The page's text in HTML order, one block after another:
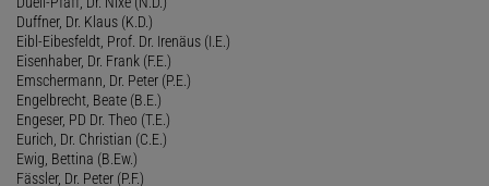
Duffner, Dr. Klaus (K.D.)
Eibl-Eibesfeldt, Prof. Dr. Irenäus (I.E.)
Eisenhaber, Dr. Frank (F.E.)
Emschermann, Dr. Peter (P.E.)
Engelbrecht, Beate (B.E.)
Engeser, PD Dr. Theo (T.E.)
Eurich, Dr. Christian (C.E.)
Ewig, Bettina (B.Ew.)
Fässler, Dr. Peter (P.F.)